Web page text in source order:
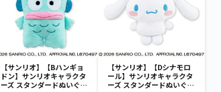
【サンリオ】【Bハンギョ
ドン】サンリオキャラクタ
ーズ スタンダードぬいぐる
【サンリオ】【Dシナモロ
ール】サンリオキャラクタ
ーズ スタンダードぬいぐる